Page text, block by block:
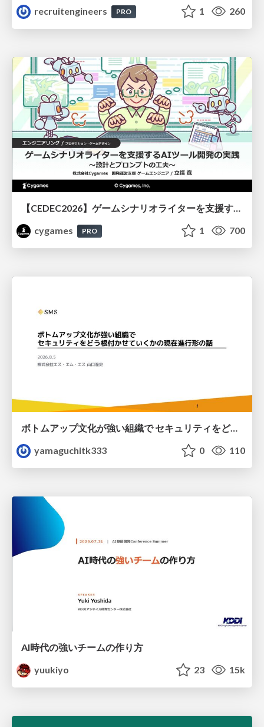
recruitengineers
PRO 1 260
【CEDEC2026】ゲームシナリオライターを支援するAIツール開発の実践 ― 設計とプロンプトの工夫 ―
cygames
PRO 1 700
ボトムアップ文化が強い組織で セキュリティをどう根付かせていくかの現在進行形の話 / Making Security Stick in a Bottom-Up Organization
yamaguchitk333
0 110
AI時代の強いチームの作り方
yuukiyo
23 15k